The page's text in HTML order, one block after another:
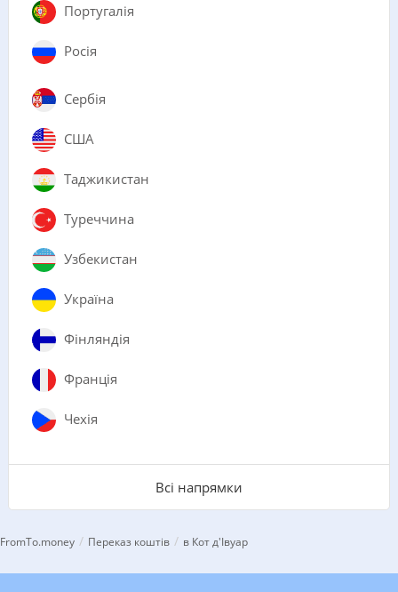
Португалія
Росія
Сербія
США
Таджикистан
Туреччина
Узбекистан
Україна
Фінляндія
Франція
Чехія
Всі напрямки
FromTo.money / Переказ коштів / в Кот д'Івуар